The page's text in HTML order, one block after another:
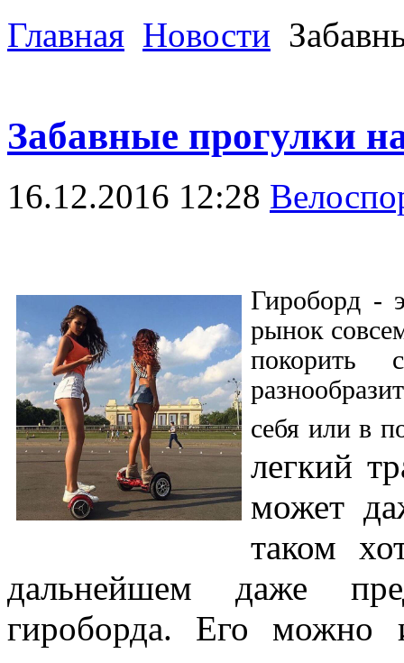
Главная Новости
Забавные прогулки
16.12.2016 12:28
Гироборд -
рынок
покорить
себя или в
легкий
может
таком
дальнейшем даже
гироборда. Его можно